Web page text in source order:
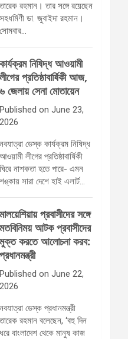
তারেক রহমান। তার সঙ্গে রয়েছেন
সহধর্মিণী ডা. জুবাইদা রহমান।
সোমবার…
কার্যক্রম নিষিদ্ধ আওয়ামী
লীগের প্রতিষ্ঠাবার্ষিকী আজ,
৬ জেলায় সেনা মোতায়েন
Published on June 23,
2026
নবযাত্রা ডেস্ক কার্যক্রম নিষিদ্ধ
আওয়ামী লীগের প্রতিষ্ঠাবার্ষিকী
ঘিরে নাশকতা হতে পারে- এমন
শঙ্কায় সারা দেশে হাই এলার্ট…
মালয়েশিয়ায় প্রবাসীদের সঙ্গে
মতবিনিময় আটক প্রবাসীদের
মুক্ত করতে আলোচনা করব:
প্রধানমন্ত্রী
Published on June 22,
2026
নবযাত্রা ডেস্ক প্রধানমন্ত্রী
তারেক রহমান বলেছেন, ‘বহু দিন
ধরে বাংলাদেশ থেকে মানুষ কাজ